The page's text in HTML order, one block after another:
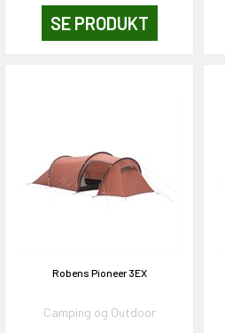
SE PRODUKT
Robens Pioneer 3EX
Camping og Outdoor